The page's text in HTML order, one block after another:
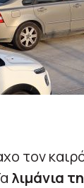
τον
λιμάνια